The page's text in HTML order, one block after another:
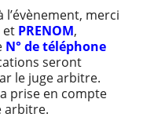
merci
et PRENOM,
N° de téléphone
seront
le juge arbitre.
prise en compte
arbitre.